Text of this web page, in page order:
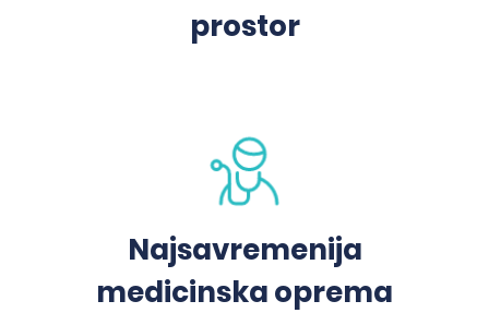
prostor
Najsavremenija
medicinska oprema